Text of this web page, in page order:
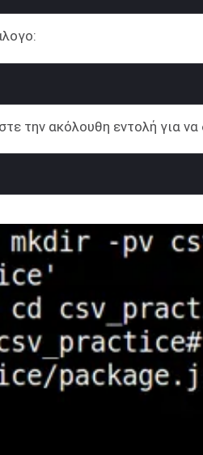
την ακόλουθη εντολή για